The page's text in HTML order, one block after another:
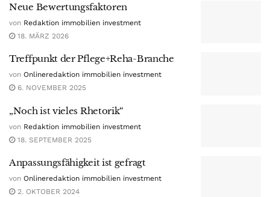
Neue Bewertungsfaktoren
von Redaktion immobilien investment
18. MÄRZ 2026
Treffpunkt der Pflege+Reha-Branche
von Onlineredaktion immobilien investment
6. NOVEMBER 2025
„Noch ist vieles Rhetorik“
von Redaktion immobilien investment
18. SEPTEMBER 2025
Anpassungsfähigkeit ist gefragt
von Onlineredaktion immobilien investment
2. OKTOBER 2024